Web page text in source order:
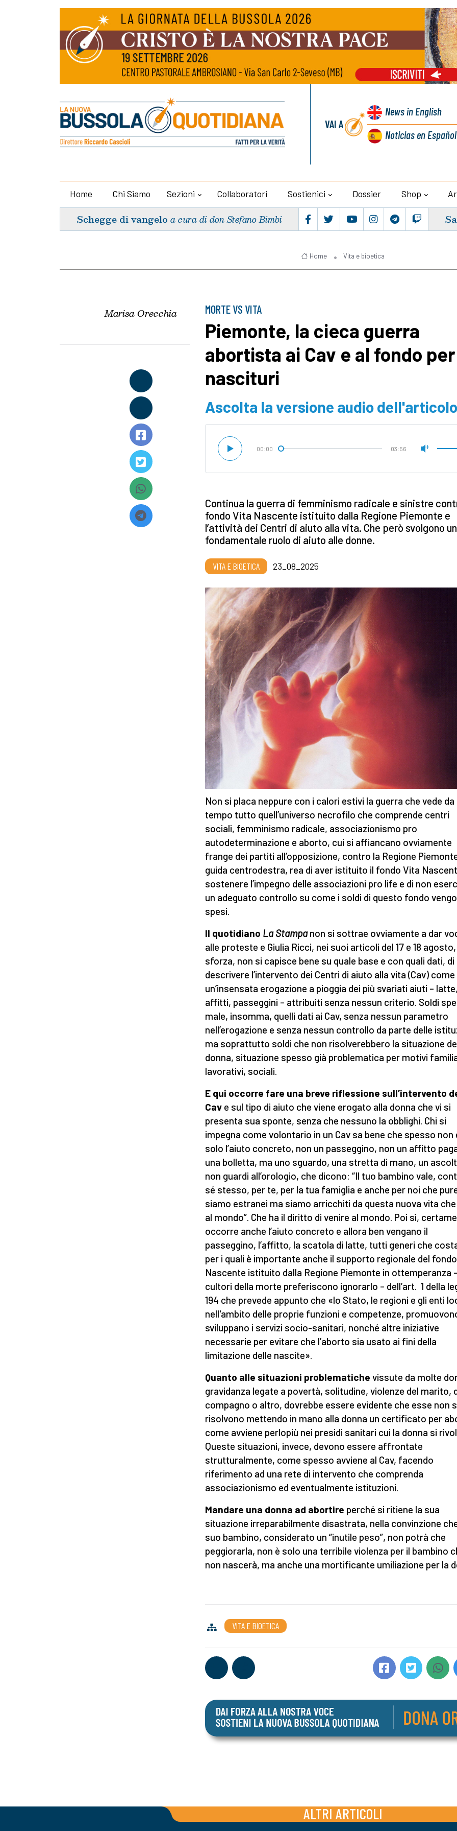
VAI A
Newsin English
Noticiasen Español
Home Chi Siamo Sezioni Collaboratori Sostienici Dossier Shop
Schegge di vangelo a cura di don Stefano Bimbi
Home Vita e bioetica
Marisa Orecchia MORTE VS VITA
Piemonte, la cieca guerra
abortista ai Cav e al fondo
nascituri
Ascolta la versione audio dell'articolo
00:00 03:56
Continua la guerra di femminismo radicale e sinistre
fondo Vita Nascente istituito dalla Regione Piemonte e
l’attività dei Centri di aiuto alla vita. Che però svolgono un
fondamentale ruolo di aiuto alle donne.
VITA E BIOETICA 23_08_2025
Non si placa neppure con i calori estivi la guerra che vede da
tempo tutto quell’universo necrofilo che comprende centri
sociali, femminismo radicale, associazionismo pro
autodeterminazione e aborto, cui si affiancano ovviamente
frange dei partiti all’opposizione, contro la Regione
guida centrodestra, rea di aver istituito il fondo Vita
sostenere l’impegno delle associazioni pro life e di non
un adeguato controllo su come i soldi di questo fondo
spesi.
Il quotidiano La Stampanon si sottrae ovviamente a dar
alle proteste e Giulia Ricci, nei suoi articoli del 17 e 18
sforza, non si capisce bene su quale base e con quali dati, di
descrivere l’intervento dei Centri di aiuto alla vita (Cav) come
un’insensata erogazione a pioggia dei più svariati aiuti –
affitti, passeggini – attribuiti senza nessun criterio. Soldi
male, insomma, quelli dati ai Cav, senza nessun parametro
nell’erogazione e senza nessun controllo da parte delle
ma soprattutto soldi che non risolverebbero la situazione
donna, situazione spesso già problematica per motivi
lavorativi, sociali.
E qui occorre fare una breve riflessione sull’intervento
Cav e sul tipo di aiuto che viene erogato alla donna che vi si
presenta sua sponte, senza che nessuno la obblighi. Chi si
impegna come volontario in un Cav sa bene che spesso non
solo l’aiuto concreto, non un passeggino, non un affitto
una bolletta, ma uno sguardo, una stretta di mano, un
non guardi all’orologio, che dicono: “Il tuo bambino vale,
sé stesso, per te, per la tua famiglia e anche per noi che
siamo estranei ma siamo arricchiti da questa nuova vita
al mondo”. Che ha il diritto di venire al mondo. Poi sì,
occorre anche l’aiuto concreto e allora ben vengano il
passeggino, l’affitto, la scatola di latte, tutti generi che
per i quali è importante anche il supporto regionale del
Nascente istituito dalla Regione Piemonte in ottemperanza
cultori della morte preferiscono ignorarlo – dell’art. 1 della
194 che prevede appunto che «lo Stato, le regioni e gli enti
nell'ambito delle proprie funzioni e competenze,
sviluppano i servizi socio-sanitari, nonché altre iniziative
necessarie per evitare che l’aborto sia usato ai fini della
limitazione delle nascite».
Quanto alle situazioni problematiche vissute da molte
gravidanza legate a povertà, solitudine, violenze del marito,
compagno o altro, dovrebbe essere evidente che esse non
risolvono mettendo in mano alla donna un certificato per
come avviene perlopiù nei presidi sanitari cui la donna si
Queste situazioni, invece, devono essere affrontate
strutturalmente, come spesso avviene al Cav, facendo
riferimento ad una rete di intervento che comprenda
associazionismo ed eventualmente istituzioni.
Mandare una donna ad abortire perché si ritiene la sua
situazione irreparabilmente disastrata, nella convinzione
suo bambino, considerato un “inutile peso”, non potrà che
peggiorarla, non è solo una terribile violenza per il bambino
non nascerà, ma anche una mortificante umiliazione per la
VITA E BIOETICA
ALTRI ARTICOLI